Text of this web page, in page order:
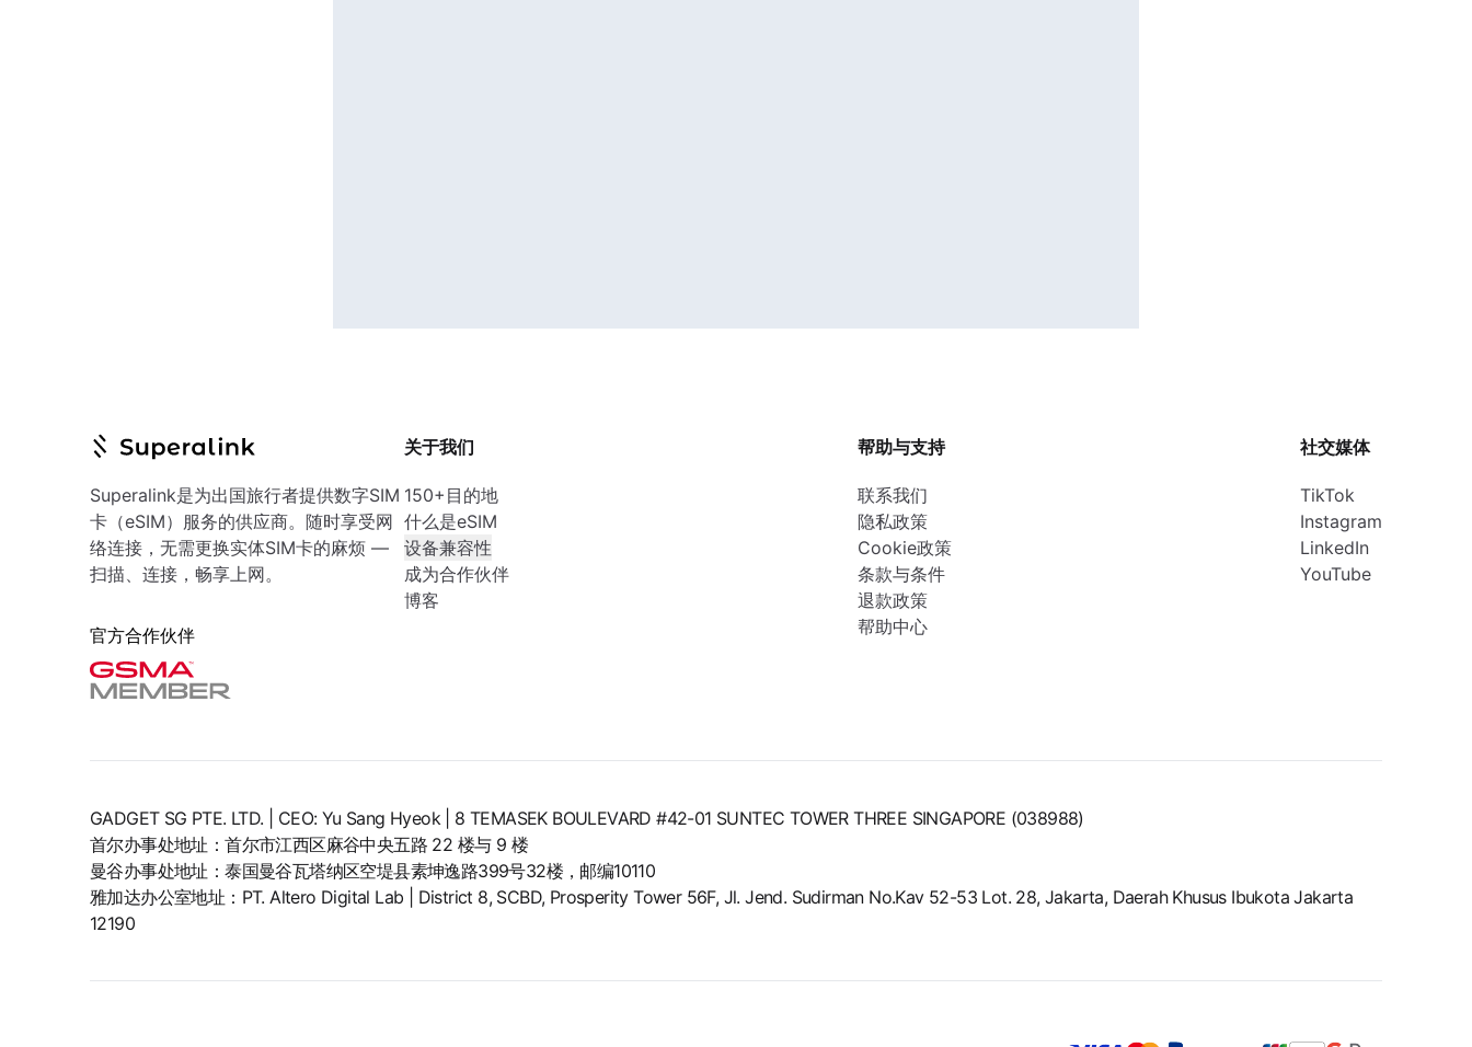
Superalink是为出国旅行者提供数字SIM
卡（eSIM）服务的供应商。随时享受网
络连接，无需更换实体SIM卡的麻烦 —
扫描、连接，畅享上网。
官方合作伙伴
关于我们
150+目的地
什么是eSIM
设备兼容性
成为合作伙伴
博客
帮助与支持
联系我们
隐私政策
Cookie政策
条款与条件
退款政策
帮助中心
社交媒体
TikTok
Instagram
LinkedIn
YouTube
GADGET SG PTE. LTD. | CEO: Yu Sang Hyeok | 8 TEMASEK BOULEVARD #42-01 SUNTEC TOWER THREE SINGAPORE (038988)
首尔办事处地址：首尔市江西区麻谷中央五路 22 楼与 9 楼
曼谷办事处地址：泰国曼谷瓦塔纳区空堤县素坤逸路399号32楼，邮编10110
雅加达办公室地址：PT. Altero Digital Lab | District 8, SCBD, Prosperity Tower 56F, Jl. Jend. Sudirman No.Kav 52-53 Lot. 28, Jakarta, Daerah Khusus Ibukota Jakarta
12190